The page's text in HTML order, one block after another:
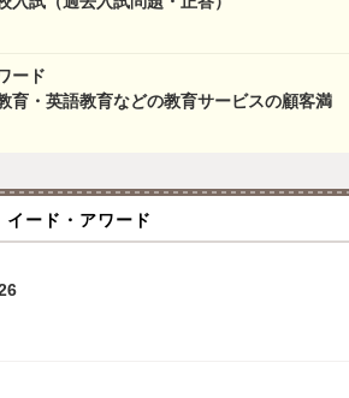
ード
育・英語教育などの教育サービスの顧客満
イード・アワード